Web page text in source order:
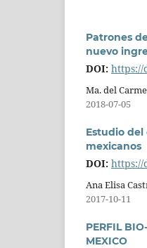
Patrones
nuevo
DOI: https://
Ma. del
2018-07-05
Estudio
mexicanos
DOI: https://
Ana Elisa
2017-10-11
PERFIL
MEXICO